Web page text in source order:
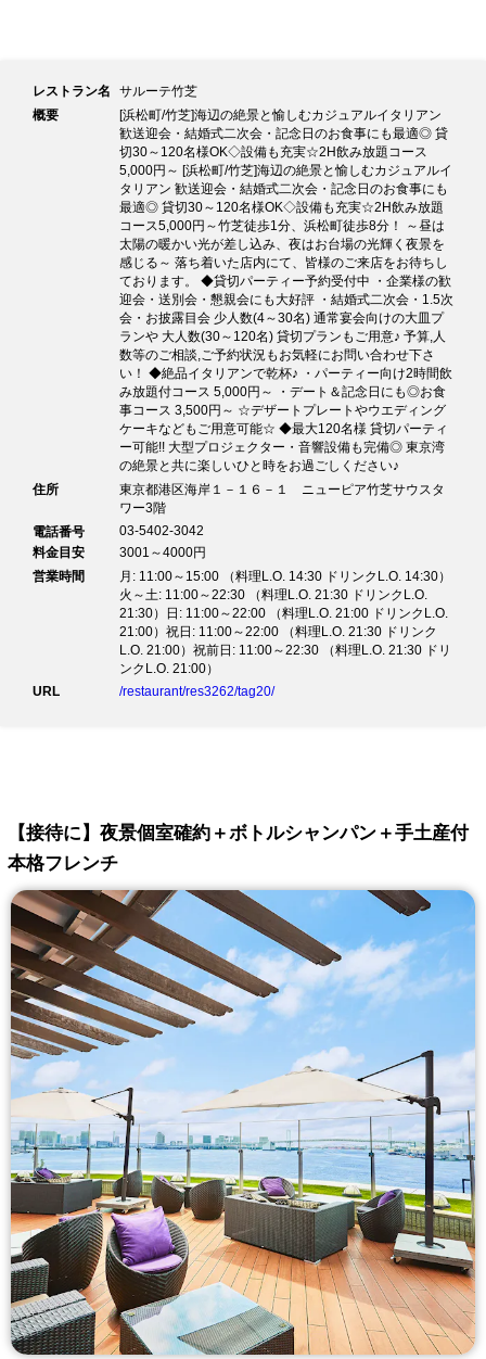
レストラン名
サルーテ竹芝
概要
[浜松町/竹芝]海辺の絶景と愉しむカジュアルイタリアン
歓送迎会・結婚式二次会・記念日のお食事にも最適◎ 貸
切30～120名様OK◇設備も充実☆2H飲み放題コース
5,000円～ [浜松町/竹芝]海辺の絶景と愉しむカジュアルイ
タリアン 歓送迎会・結婚式二次会・記念日のお食事にも
最適◎ 貸切30～120名様OK◇設備も充実☆2H飲み放題
コース5,000円～竹芝徒歩1分、浜松町徒歩8分！ ～昼は
太陽の暖かい光が差し込み、夜はお台場の光輝く夜景を
感じる～ 落ち着いた店内にて、皆様のご来店をお待ちし
ております。 ◆貸切パーティー予約受付中 ・企業様の歓
迎会・送別会・懇親会にも大好評 ・結婚式二次会・1.5次
会・お披露目会 少人数(4～30名) 通常宴会向けの大皿プ
ランや 大人数(30～120名) 貸切プランもご用意♪ 予算,人
数等のご相談,ご予約状況もお気軽にお問い合わせ下さ
い！ ◆絶品イタリアンで乾杯♪ ・パーティー向け2時間飲
み放題付コース 5,000円～ ・デート＆記念日にも◎お食
事コース 3,500円～ ☆デザートプレートやウエディング
ケーキなどもご用意可能☆ ◆最大120名様 貸切パーティ
ー可能!! 大型プロジェクター・音響設備も完備◎ 東京湾
の絶景と共に楽しいひと時をお過ごしください♪
住所
東京都港区海岸１－１６－１ ニューピア竹芝サウスタ
ワー3階
電話番号
03-5402-3042
料金目安
3001～4000円
営業時間
月: 11:00～15:00 （料理L.O. 14:30 ドリンクL.O. 14:30）
火～土: 11:00～22:30 （料理L.O. 21:30 ドリンクL.O.
21:30）日: 11:00～22:00 （料理L.O. 21:00 ドリンクL.O.
21:00）祝日: 11:00～22:00 （料理L.O. 21:30 ドリンク
L.O. 21:00）祝前日: 11:00～22:30 （料理L.O. 21:30 ドリ
ンクL.O. 21:00）
URL
/restaurant/res3262/tag20/
【接待に】夜景個室確約＋ボトルシャンパン＋手土産付
本格フレンチ